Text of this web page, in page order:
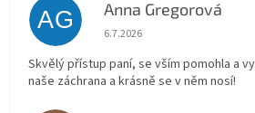
AG Anna Gregorová
Hodnocení obchodu je 5 z 5
6.7.2026
Skvělý přístup paní, se vším pomohla a
naše záchrana a krásně se v něm nosí!